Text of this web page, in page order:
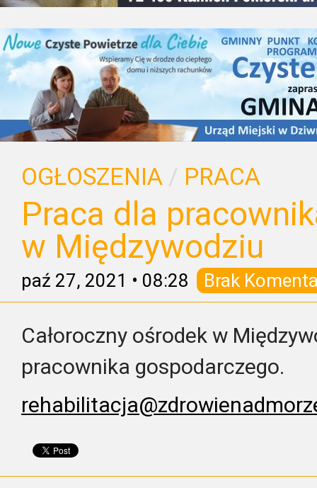
OGŁOSZENIA / PRACA
Praca dla
w Międzywodziu
paź 27, 2021 • 08:28 Brak
Całoroczny ośrodek w
pracownika gospodarczego.